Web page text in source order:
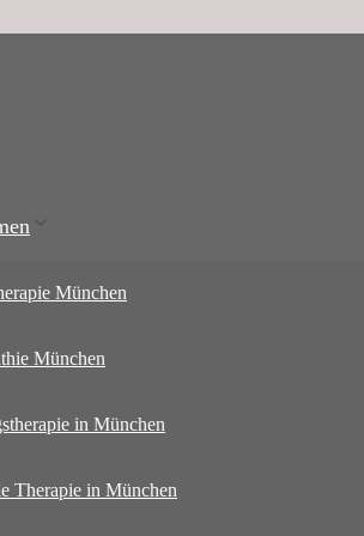
München
München
in München
Therapie in München